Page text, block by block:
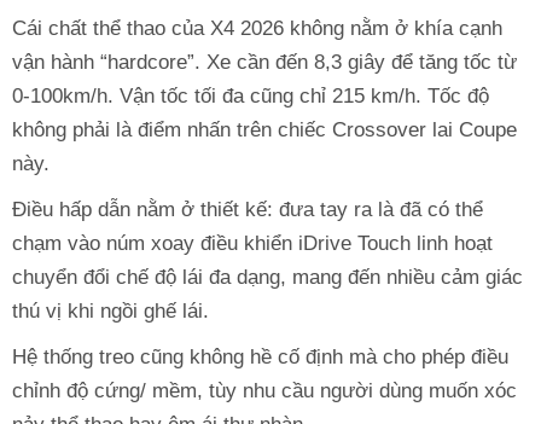
Cái chất thể thao của X4 2026 không nằm ở khía cạnh
vận hành “hardcore”. Xe cần đến 8,3 giây để tăng tốc từ
0-100km/h. Vận tốc tối đa cũng chỉ 215 km/h. Tốc độ
không phải là điểm nhấn trên chiếc Crossover lai Coupe
này.
Điều hấp dẫn nằm ở thiết kế: đưa tay ra là đã có thể
chạm vào núm xoay điều khiển iDrive Touch linh hoạt
chuyển đổi chế độ lái đa dạng, mang đến nhiều cảm giác
thú vị khi ngồi ghế lái.
Hệ thống treo cũng không hề cố định mà cho phép điều
chỉnh độ cứng/ mềm, tùy nhu cầu người dùng muốn xóc